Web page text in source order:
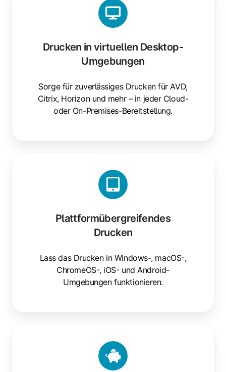
Drucken in virtuellen Desktop-
Umgebungen
Sorge für zuverlässiges Drucken für AVD,
Citrix, Horizon und mehr – in jeder Cloud-
oder On-Premises-Bereitstellung.
virtuellen
Desktop-
Plattformübergreifendes
Drucken
Lass das Drucken in Windows-, macOS-,
ChromeOS-, iOS- und Android-
Umgebungen funktionieren.
Drucken
Kostenoptimierung